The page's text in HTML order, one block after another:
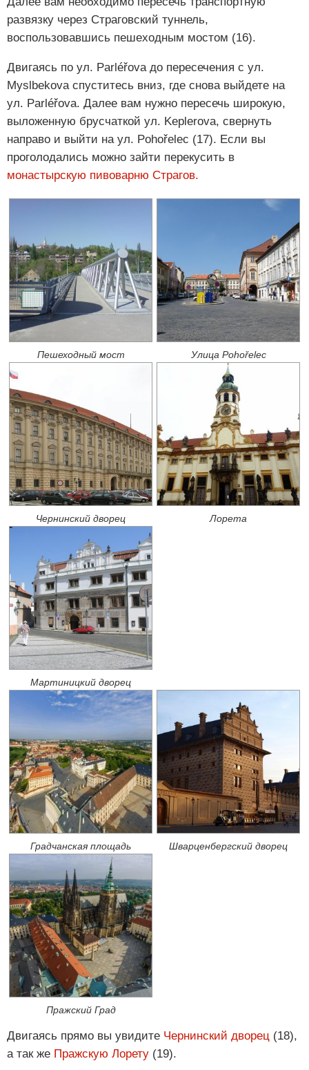
развязку через Страговский туннель,
воспользовавшись пешеходным мостом (16).
Двигаясь по ул. Parléřova до пересечения с ул.
Myslbekova спуститесь вниз, где снова выйдете на
ул. Parléřova. Далее вам нужно пересечь широкую,
выложенную брусчаткой ул. Keplerova, свернуть
направо и выйти на ул. Pohořelec (17). Если вы
проголодались можно зайти перекусить в
монастырскую пивоварню Страгов.
Пешеходный мост Улица Pohořelec
Чернинский дворец Лорета
Мартиницкий дворец
Градчанская площадь Шварценбергский дворец
Пражский Град
Двигаясь прямо вы увидите Чернинский дворец (18),
а так же Пражскую Лорету (19).